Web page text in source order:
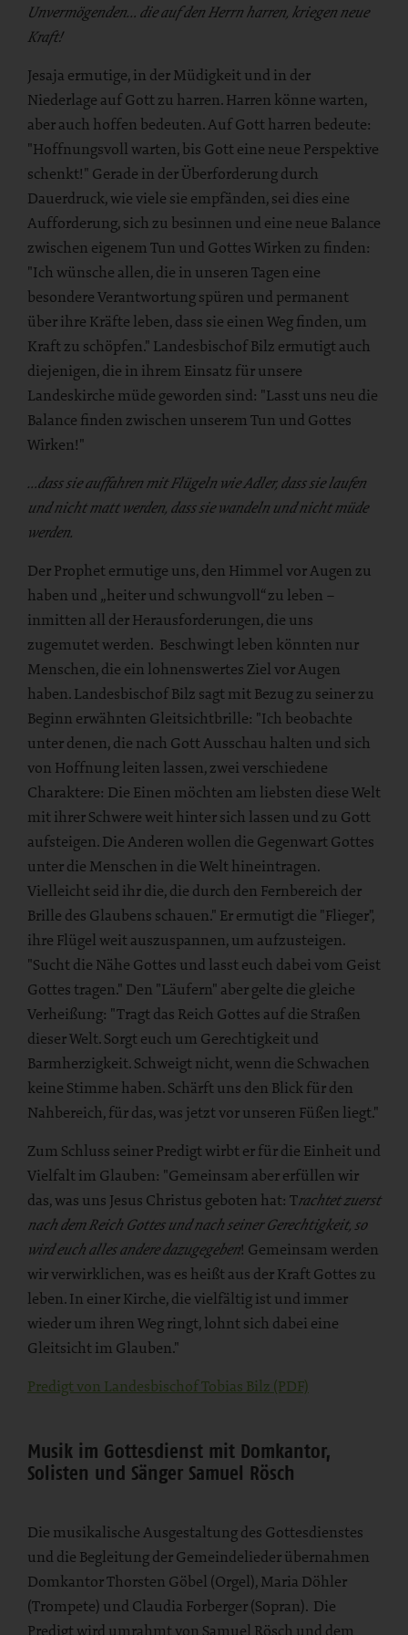
Unvermögenden… die auf den Herrn harren, kriegen neue
Kraft!
Jesaja ermutige, in der Müdigkeit und in der
Niederlage auf Gott zu harren. Harren könne warten,
aber auch hoffen bedeuten. Auf Gott harren bedeute:
"Hoffnungsvoll warten, bis Gott eine neue Perspektive
schenkt!" Gerade in der Überforderung durch
Dauerdruck, wie viele sie empfänden, sei dies eine
Aufforderung, sich zu besinnen und eine neue Balance
zwischen eigenem Tun und Gottes Wirken zu finden:
"Ich wünsche allen, die in unseren Tagen eine
besondere Verantwortung spüren und permanent
über ihre Kräfte leben, dass sie einen Weg finden, um
Kraft zu schöpfen." Landesbischof Bilz ermutigt auch
diejenigen, die in ihrem Einsatz für unsere
Landeskirche müde geworden sind: "Lasst uns neu die
Balance finden zwischen unserem Tun und Gottes
Wirken!"
…dass sie auffahren mit Flügeln wie Adler, dass sie laufen
und nicht matt werden, dass sie wandeln und nicht müde
werden.
Der Prophet ermutige uns, den Himmel vor Augen zu
haben und „heiter und schwungvoll“ zu leben –
inmitten all der Herausforderungen, die uns
zugemutet werden. Beschwingt leben könnten nur
Menschen, die ein lohnenswertes Ziel vor Augen
haben. Landesbischof Bilz sagt mit Bezug zu seiner zu
Beginn erwähnten Gleitsichtbrille: "Ich beobachte
unter denen, die nach Gott Ausschau halten und sich
von Hoffnung leiten lassen, zwei verschiedene
Charaktere: Die Einen möchten am liebsten diese Welt
mit ihrer Schwere weit hinter sich lassen und zu Gott
aufsteigen. Die Anderen wollen die Gegenwart Gottes
unter die Menschen in die Welt hineintragen.
Vielleicht seid ihr die, die durch den Fernbereich der
Brille des Glaubens schauen." Er ermutigt die "Flieger",
ihre Flügel weit auszuspannen, um aufzusteigen.
"Sucht die Nähe Gottes und lasst euch dabei vom Geist
Gottes tragen." Den "Läufern" aber gelte die gleiche
Verheißung: "Tragt das Reich Gottes auf die Straßen
dieser Welt. Sorgt euch um Gerechtigkeit und
Barmherzigkeit. Schweigt nicht, wenn die Schwachen
keine Stimme haben. Schärft uns den Blick für den
Nahbereich, für das, was jetzt vor unseren Füßen liegt."
Zum Schluss seiner Predigt wirbt er für die Einheit und
Vielfalt im Glauben: "Gemeinsam aber erfüllen wir
das, was uns Jesus Christus geboten hat: Trachtet zuerst
nach dem Reich Gottes und nach seiner Gerechtigkeit, so
wird euch alles andere dazugegeben! Gemeinsam werden
wir verwirklichen, was es heißt aus der Kraft Gottes zu
leben. In einer Kirche, die vielfältig ist und immer
wieder um ihren Weg ringt, lohnt sich dabei eine
Gleitsicht im Glauben."
Predigt von Landesbischof Tobias Bilz (PDF)
Musik im Gottesdienst mit Domkantor,
Solisten und Sänger Samuel Rösch
Die musikalische Ausgestaltung des Gottesdienstes
und die Begleitung der Gemeindelieder übernahmen
Domkantor Thorsten Göbel (Orgel), Maria Döhler
(Trompete) und Claudia Forberger (Sopran). Die
Predigt wird umrahmt von Samuel Rösch und dem